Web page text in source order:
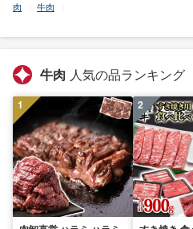
肉 牛肉
牛肉 人気の品ランキング
1 2